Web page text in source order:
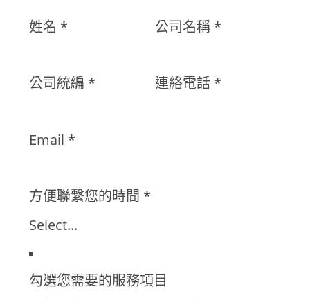
姓名 * 公司名稱*
公司統編 * 連絡電話*
Email *
方便聯繫您的時間 *
勾選您需要的服務項目